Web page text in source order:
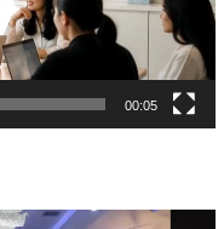
00:05